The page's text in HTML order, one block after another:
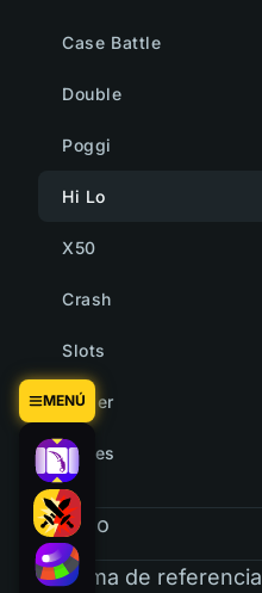
MENÚ
Case Battle
Double
Poggi
Hi Lo
X50
Crash
Slots
Tower
Cases
Mercado
Programa de referencia